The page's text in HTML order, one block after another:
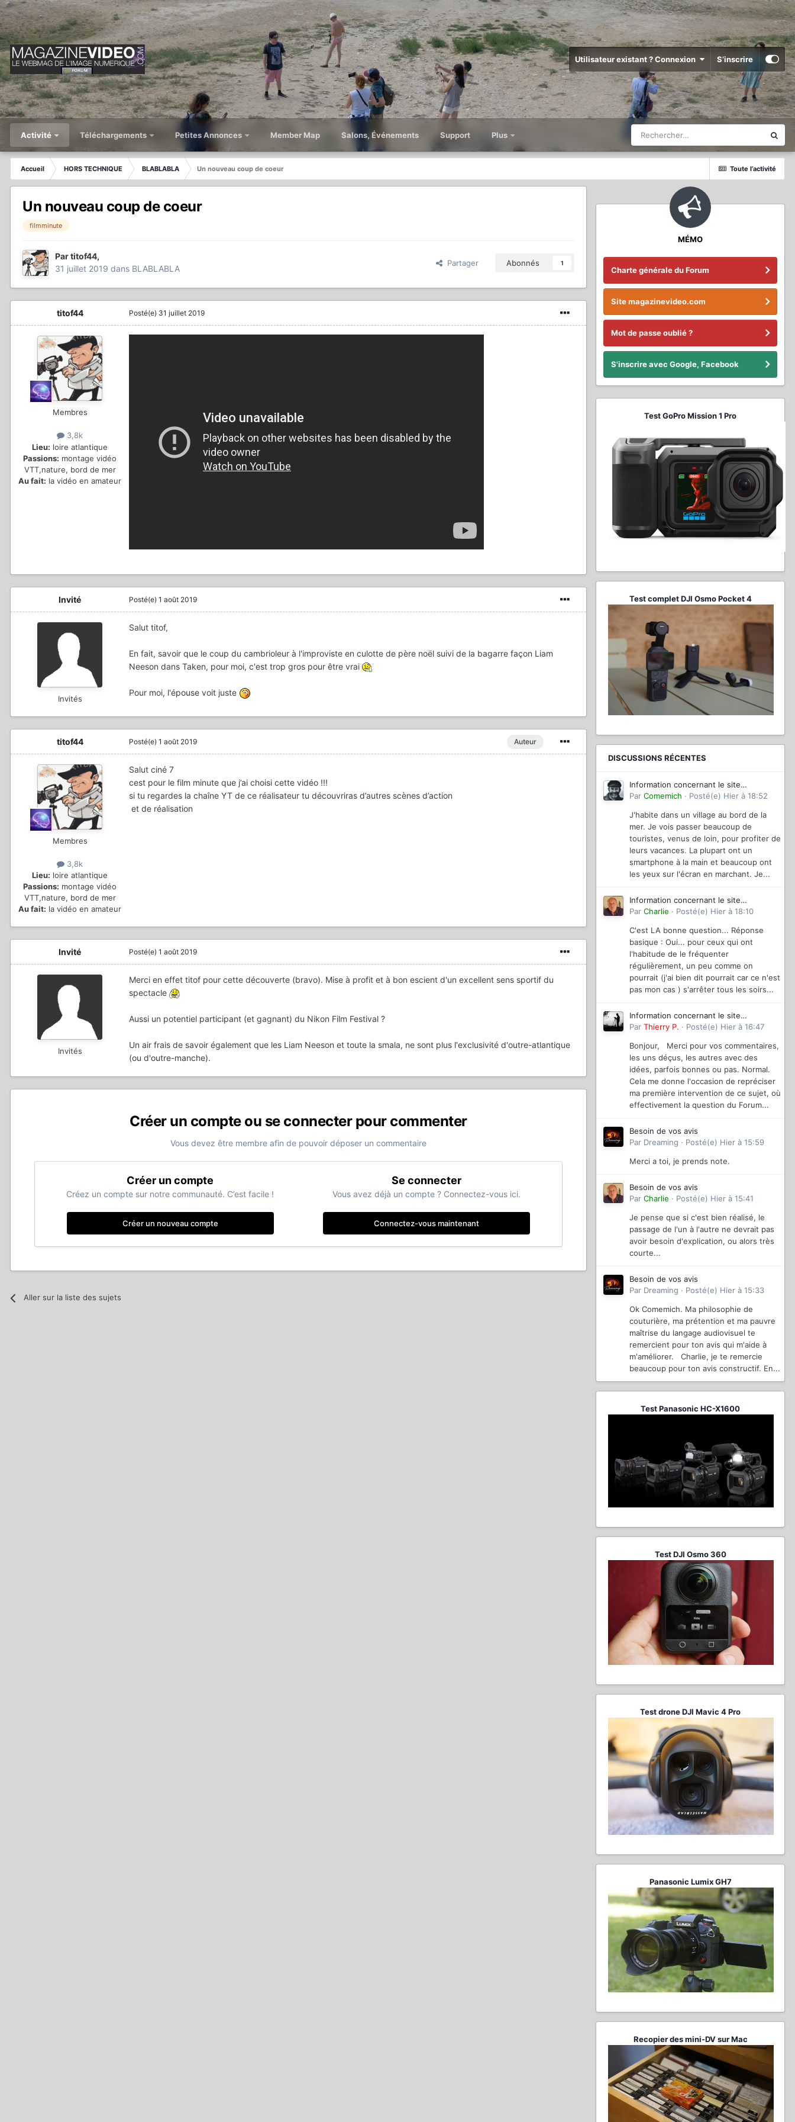
Utilisateur existant ? Connexion S’inscrire
Activité Téléchargements Petites Annonces Member Map Salons, Événements Support Plus
Toute l’activité
Accueil HORS TECHNIQUE BLABLABLA Un nouveau coup de coeur
Un nouveau coup de coeur
filmminute
Partitof44,
31 juillet 2019 dans BLABLABLA
Partager Abonnés 1
titof44
Membres
3,8k
Lieu: loire atlantique
Passions: montage vidéo
VTT,nature, bord de mer
Au fait: la vidéo en amateur
Posté(e) 31 juillet 2019
Invité
Invités
Posté(e) 1 août 2019
Salut titof,
En fait, savoir que le coup du cambrioleur à l'improviste en culotte de père noël suivi de la bagarre façon Liam
Neeson dans Taken, pour moi, c'est trop gros pour être vrai
Pour moi, l'épouse voit juste
titof44
Membres
3,8k
Lieu: loire atlantique
Passions: montage vidéo
VTT,nature, bord de mer
Au fait: la vidéo en amateur
Auteur
Posté(e) 1 août 2019
Salut ciné 7
cest pour le film minute que j’ai choisi cette vidéo !!!
si tu regardes la chaîne YT de ce réalisateur tu découvriras d’autres scènes d’action
et de réalisation
Invité
Invités
Posté(e) 1 août 2019
Merci en effet titof pour cette découverte (bravo). Mise à profit et à bon escient d'un excellent sens sportif du
spectacle
Aussi un potentiel participant (et gagnant) du Nikon Film Festival ?
Un air frais de savoir également que les Liam Neeson et toute la smala, ne sont plus l'exclusivité d'outre-atlantique
(ou d'outre-manche).
Créer un compte ou se connecter pour commenter
Vous devez être membre afin de pouvoir déposer un commentaire
Créer un compte
Créez un compte sur notre communauté. C’est facile !
Créer un nouveau compte
Se connecter
Vous avez déjà un compte ? Connectez-vous ici.
Connectez-vous maintenant
Aller sur la liste des sujets
MÉMO
Charte générale du Forum
Site magazinevideo.com
Mot de passe oublié ?
S'inscrire avec Google, Facebook
Test GoPro Mission 1 Pro
Test complet DJI Osmo Pocket 4
DISCUSSIONS RÉCENTES
Information concernant le site
magazinevideo
Par Comemich · Posté(e) Hier à 18:52
J'habite dans un village au bord de la
mer. Je vois passer beaucoup de
touristes, venus de loin, pour profiter de
leurs vacances. La plupart ont un
smartphone à la main et beaucoup ont
les yeux sur l'écran en marchant. Je...
Information concernant le site
magazinevideo
Par Charlie · Posté(e) Hier à 18:10
C'est LA bonne question... Réponse
basique : Oui... pour ceux qui ont
l'habitude de le fréquenter
régulièrement, un peu comme on
pourrait (j'ai bien dit pourrait car ce n'est
pas mon cas ) s'arrêter tous les soirs...
Information concernant le site
magazinevideo
Par Thierry P. · Posté(e) Hier à 16:47
Bonjour, Merci pour vos commentaires,
les uns déçus, les autres avec des
idées, parfois bonnes ou pas. Normal.
Cela me donne l'occasion de repréciser
ma première intervention de ce sujet, où
effectivement la question du Forum...
Besoin de vos avis
Par Dreaming · Posté(e) Hier à 15:59
Merci a toi, je prends note.
Besoin de vos avis
Par Charlie · Posté(e) Hier à 15:41
Je pense que si c'est bien réalisé, le
passage de l'un à l'autre ne devrait pas
avoir besoin d'explication, ou alors très
courte...
Besoin de vos avis
Par Dreaming · Posté(e) Hier à 15:33
Ok Comemich. Ma philosophie de
couturière, ma prétention et ma pauvre
maîtrise du langage audiovisuel te
remercient pour ton avis qui m'aide à
m'améliorer. Charlie, je te remercie
beaucoup pour ton avis constructif. En...
Test Panasonic HC-X1600
Test DJI Osmo 360
Test drone DJI Mavic 4 Pro
Panasonic Lumix GH7
Recopier des mini-DV sur Mac